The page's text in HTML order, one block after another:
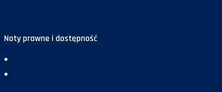
Noty prawne i dostępność